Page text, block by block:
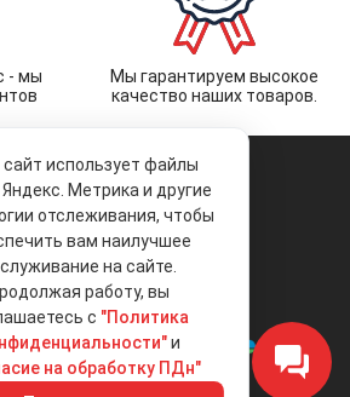
- мы
Мы гарантируем высокое
качество наших товаров.
«Liberty Project».
и запчасти оптом.
об обработке и защите
персональных данных
использует файлы
Метрика и другие
отслеживания, чтобы
вам наилучшее
на сайте.
работу, вы
с "Политика
и
на обработку ПДн"